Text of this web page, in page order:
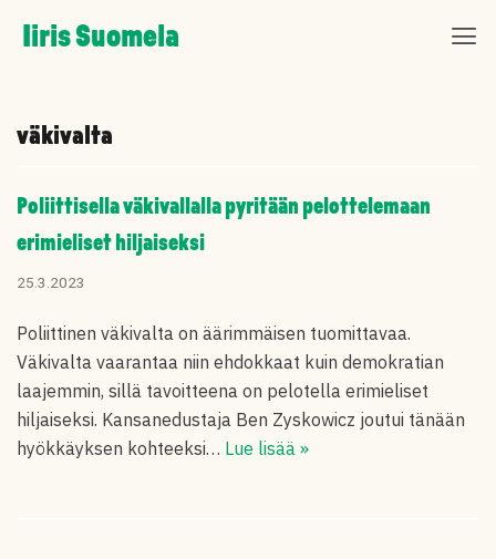
Skip
to
Iiris Suomela
väkivalta
Poliittisella väkivallalla pyritään pelottelemaan
erimieliset hiljaiseksi
25.3.2023
Poliittinen väkivalta on äärimmäisen tuomittavaa.
Väkivalta vaarantaa niin ehdokkaat kuin demokratian
laajemmin, sillä tavoitteena on pelotella erimieliset
hiljaiseksi. Kansanedustaja Ben Zyskowicz joutui tänään
hyökkäyksen kohteeksi… Lue lisää »